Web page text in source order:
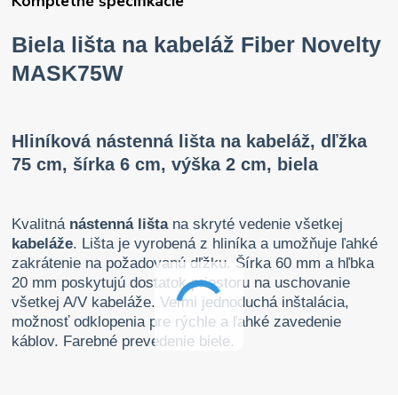
Biela lišta na kabeláž Fiber Novelty
MASK75W
Hliníková nástenná lišta na kabeláž, dľžka
75 cm, šírka 6 cm, výška 2 cm, biela
Kvalitná nástenná lištana skryté vedenie všetkej
kabeláže. Lišta je vyrobená z hliníka a umožňuje ľahké
zakrátenie na požadovanú dľžku. Šírka 60 mm a hľbka
20 mm poskytujú dostatok priestoru na uschovanie
všetkej A/V kabeláže. Veľmi jednoduchá inštalácia,
možnosť odklopenia pre rýchle a ľahké zavedenie
káblov. Farebné prevedenie biele.